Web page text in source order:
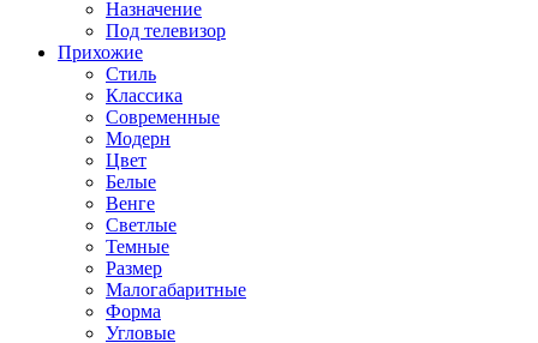
Назначение
Под телевизор
Прихожие
Стиль
Классика
Современные
Модерн
Цвет
Белые
Венге
Светлые
Темные
Размер
Малогабаритные
Форма
Угловые